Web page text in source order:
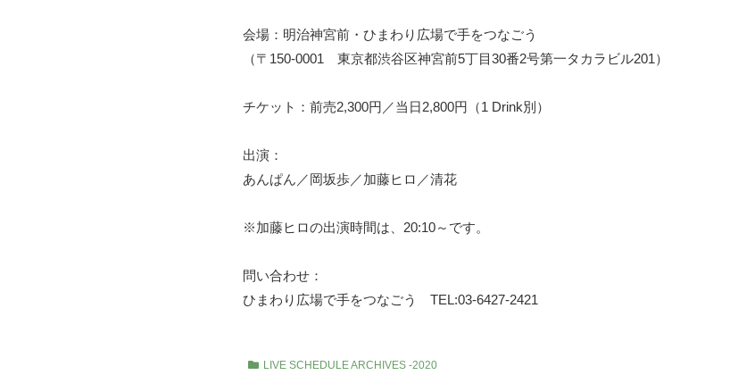
会場：明治神宮前・ひまわり広場で手をつなごう
（〒150-0001 東京都渋谷区神宮前5丁目30番2号第一タカラビル201）
チケット：前売2,300円／当日2,800円（1 Drink別）
出演：
あんぱん／岡坂歩／加藤ヒロ／清花
※加藤ヒロの出演時間は、20:10～です。
問い合わせ：
ひまわり広場で手をつなごう TEL:03-6427-2421
LIVE SCHEDULE ARCHIVES -2020